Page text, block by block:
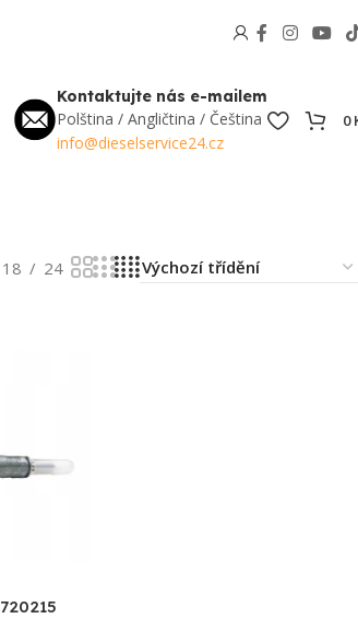
Kontaktujte nás e-mailem
Polština / Angličtina / Čeština
info@dieselservice24.cz
0
18 24